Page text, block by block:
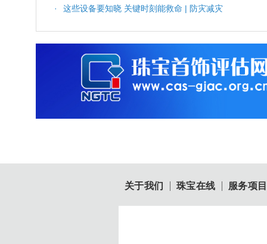
· 这些设备要知晓 关键时刻能救命 | 防灾减灾
关于我们 珠宝在线 服务项目